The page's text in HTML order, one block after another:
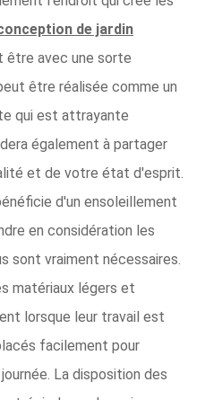
de jardin
être avec une sorte
être réalisée comme un
qui est attrayante
également à partager
et de votre état d'esprit.
d'un ensoleillement
en considération les
sont vraiment nécessaires.
matériaux légers et
lorsque leur travail est
facilement pour
La disposition des